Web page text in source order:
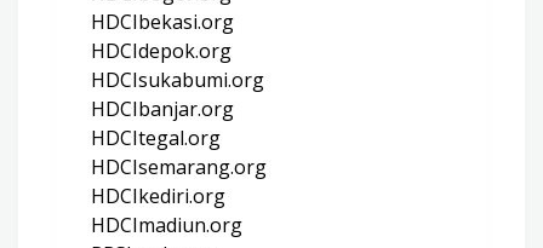
HDCIbekasi.org
HDCIdepok.org
HDCIsukabumi.org
HDCIbanjar.org
HDCItegal.org
HDCIsemarang.org
HDCIkediri.org
HDCImadiun.org